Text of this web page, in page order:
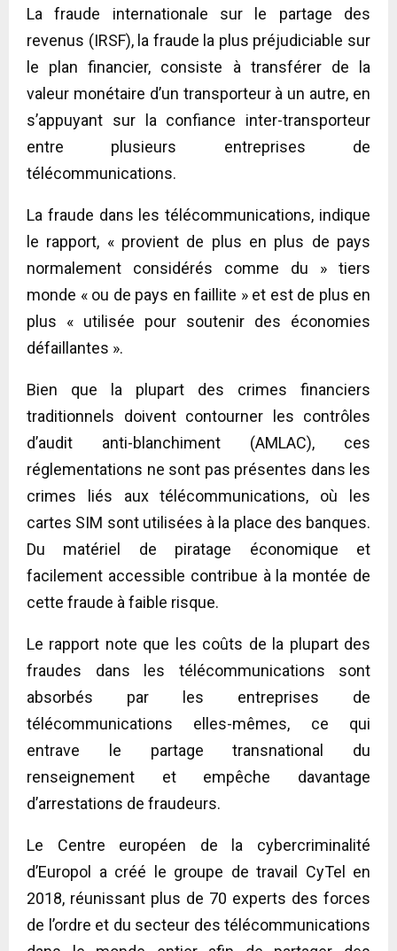
La fraude internationale sur le partage des
revenus (IRSF), la fraude la plus préjudiciable sur
le plan financier, consiste à transférer de la
valeur monétaire d’un transporteur à un autre, en
s’appuyant sur la confiance inter-transporteur
entre plusieurs entreprises de
télécommunications.
La fraude dans les télécommunications, indique
le rapport, « provient de plus en plus de pays
normalement considérés comme du » tiers
monde « ou de pays en faillite » et est de plus en
plus « utilisée pour soutenir des économies
défaillantes ».
Bien que la plupart des crimes financiers
traditionnels doivent contourner les contrôles
d’audit anti-blanchiment (AMLAC), ces
réglementations ne sont pas présentes dans les
crimes liés aux télécommunications, où les
cartes SIM sont utilisées à la place des banques.
Du matériel de piratage économique et
facilement accessible contribue à la montée de
cette fraude à faible risque.
Le rapport note que les coûts de la plupart des
fraudes dans les télécommunications sont
absorbés par les entreprises de
télécommunications elles-mêmes, ce qui
entrave le partage transnational du
renseignement et empêche davantage
d’arrestations de fraudeurs.
Le Centre européen de la cybercriminalité
d’Europol a créé le groupe de travail CyTel en
2018, réunissant plus de 70 experts des forces
de l’ordre et du secteur des télécommunications